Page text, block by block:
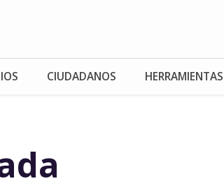
CIUDADANOS HERRAMIENTAS